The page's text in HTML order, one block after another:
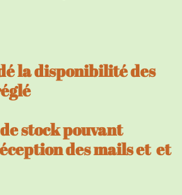
la disponibilité des
stock pouvant
des mails et et